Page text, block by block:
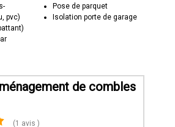
pvc)
Pose de parquet
Isolation porte de garage
de combles
(1 avis )